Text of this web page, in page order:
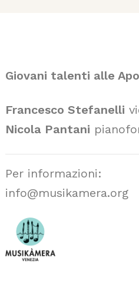
Giovani talenti alle
Francesco Stefanelli
Nicola Pantani
Per informazioni:
info@musikamera.org